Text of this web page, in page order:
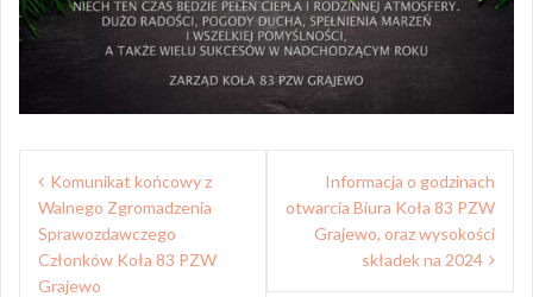
Nawigacja
wpisu
Komunikat końcowy z
Walnego Zgromadzenia
Sprawozdawczego
Członków Koła 83 PZW
Grajewo
Informacja o godzinach
otwarcia Biura Koła 83 PZW
Grajewo, oraz wysokości
składek na 2024